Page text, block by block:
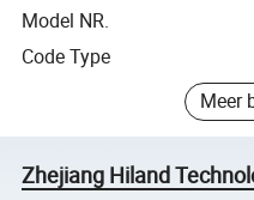
Model NR.
Code Type
Meer
Zhejiang Hiland